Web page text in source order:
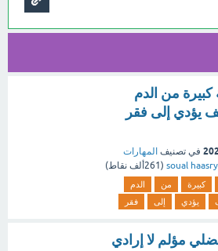
من الدم
يؤدي إلى فقر
في تصنيف المهارات
soual haasry
( 261ألف نقاط)
كبيرة من
الدم
يؤدي إلى فقر
مؤلم لا إرادي